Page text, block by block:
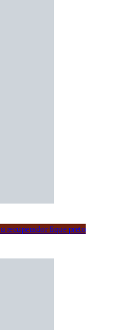
recuperador fique preto